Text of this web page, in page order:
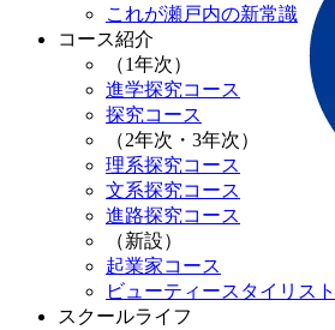
これが瀬戸内の新常識
コース紹介
（1年次）
進学探究コース
探究コース
（2年次・3年次）
理系探究コース
文系探究コース
進路探究コース
（新設）
起業家コース
ビューティースタイリス
スクールライフ